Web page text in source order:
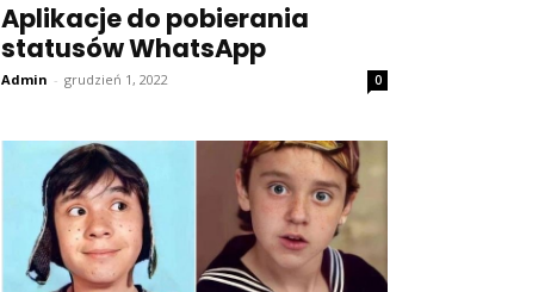
Aplikacje do pobierania
statusów WhatsApp
Admin - grudzień 1, 2022 0